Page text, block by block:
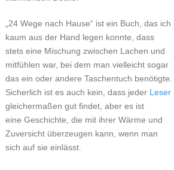
„24 Wege nach Hause“ ist ein Buch, das ich
kaum aus der Hand legen konnte, dass
stets eine Mischung zwischen Lachen und
mitfühlen war, bei dem man vielleicht sogar
das ein oder andere Taschentuch benötigte.
Sicherlich ist es auch kein, dass jeder Leser
gleichermaßen gut findet, aber es ist
eine Geschichte, die mit ihrer Wärme und
Zuversicht überzeugen kann, wenn man
sich auf sie einlässt.